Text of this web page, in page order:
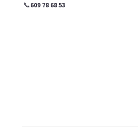
📞609 78 68 53